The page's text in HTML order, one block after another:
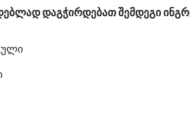
დაგჭირდებათ შემდეგი